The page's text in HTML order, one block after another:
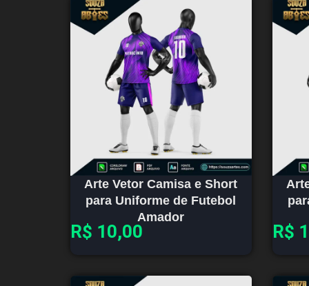
Arte Vetor Camisa e Short
para Uniforme de Futebol
Amador
R$ 10,00 R$